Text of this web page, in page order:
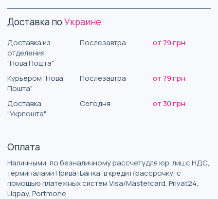
Доставка поУкраине
Доставка из
отделения
"Нова Пошта"
Послезавтра от 79 грн
Курьером "Нова
Пошта"
Послезавтра от 79 грн
Доставка
"Укрпошта"
Сегодня от 30 грн
Оплата
Наличными, по безналичному рассчетудля юр. лиц с НДС,
терминалами ПриватБанка, в кредит/рассрочку, с
помощью платежных систем Visa/Mastercard, Privat24,
Liqpay, Portmone